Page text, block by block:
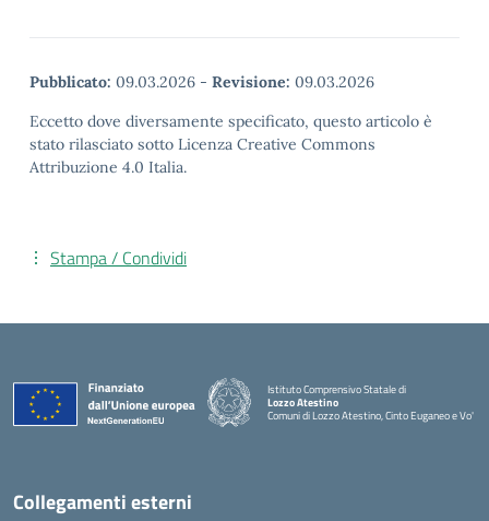
Pubblicato: 09.03.2026 - Revisione: 09.03.2026
Eccetto dove diversamente specificato, questo articolo è
stato rilasciato sotto Licenza Creative Commons
Attribuzione 4.0 Italia.
Stampa / Condividi
Istituto Comprensivo Statale di
Lozzo Atestino
Comuni di Lozzo Atestino, Cinto Euganeo e Vo'
— Visita la pagina iniziale della scuola
Collegamenti esterni